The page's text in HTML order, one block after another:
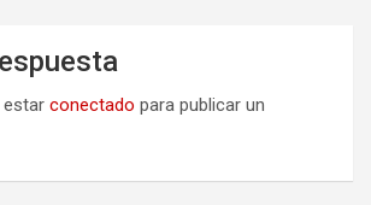
estar conectado para publicar un